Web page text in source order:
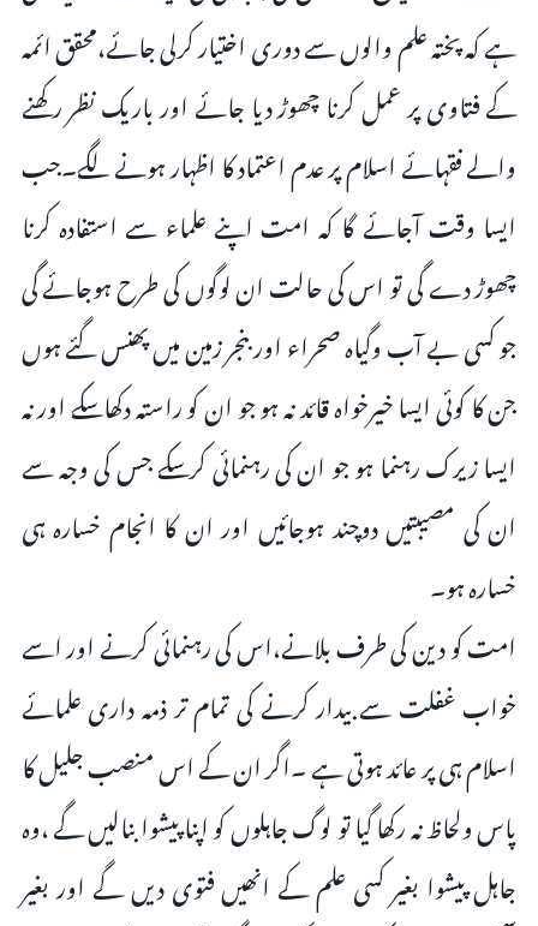
ہے کہ پختہ علم والوں سے دوری اختیار کرلی جائے،محقق ائمہ
کے فتاوی پر عمل کرنا چھوڑ دیا جائے اور باریک نظر رکھنے
والے فقہائے اسلام پر عدم اعتماد کا اظہار ہونے لگے۔جب
ایسا وقت آجائے گا کہ امت اپنے علماء سے استفادہ کرنا
چھوڑ دے گی تو اس کی حالت ان لوگوں کی طرح ہوجائے گی
جو کسی بے آب وگیاہ صحراء اور بنجر زمین میں پھنس گئے ہوں
جن کا کوئی ایسا خیرخواہ قائد نہ ہو جو ان کو راستہ دکھاسکے اور نہ
ایسا زیرک رہنما ہو جو ان کی رہنمائی کرسکے جس کی وجہ سے
ان کی مصیبتیں دوچند ہوجائیں اور ان کا انجام خسارہ ہی
خسارہ ہو۔
امت کو دین کی طرف بلانے،اس کی رہنمائی کرنے اور اسے
خواب غفلت سے بیدار کرنے کی تمام تر ذمہ داری علمائے
اسلام ہی پر عائد ہوتی ہے ۔اگر ان کے اس منصب جلیل کا
پاس ولحاظ نہ رکھا گیا تو لوگ جاہلوں کو اپنا پیشوا بنالیں گے ،وہ
جاہل پیشوا بغیر کسی علم کے انھیں فتوی دیں گے اور بغیر